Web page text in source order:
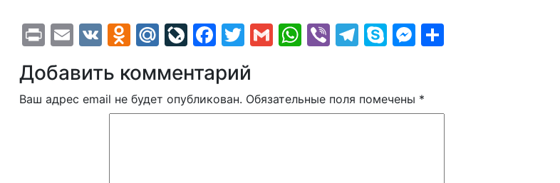
PrintEmail
VK Odnoklassniki
Mail.Ru
LiveJournal
Facebook
Twitter
GmailWhatsApp
ViberTelegram
SkypeMessenger
Добавить комментарий
Ваш адрес email не будет опубликован. Обязательные поля помечены *